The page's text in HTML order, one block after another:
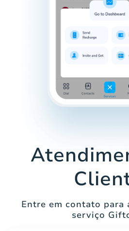
Entre em contato para
serviço